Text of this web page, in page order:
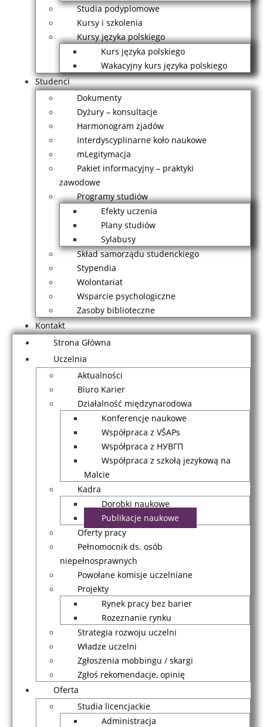
Studia podyplomowe
Kursy i szkolenia
Kursy języka polskiego
Kurs języka polskiego
Wakacyjny kurs języka polskiego
Studenci
Dokumenty
Dyżury – konsultacje
Harmonogram zjadów
Interdyscyplinarne koło naukowe
mLegitymacja
Pakiet informacyjny – praktyki
zawodowe
Programy studiów
Efekty uczenia
Plany studiów
Sylabusy
Skład samorządu studenckiego
Stypendia
Wolontariat
Wsparcie psychologiczne
Zasoby biblioteczne
Kontakt
Strona Główna
Uczelnia
Aktualności
Biuro Karier
Działalność międzynarodowa
Konferencje naukowe
Współpraca z VŠAPs
Współpraca z НУВГП
Współpraca z szkołą jezykową na
Malcie
Kadra
Dorobki naukowe
Publikacje naukowe
Oferty pracy
Pełnomocnik ds. osób
niepełnosprawnych
Powołane komisje uczelniane
Projekty
Rynek pracy bez barier
Rozeznanie rynku
Strategia rozwoju uczelni
Władze uczelni
Zgłoszenia mobbingu / skargi
Zgłoś rekomendacje, opinię
Oferta
Studia licencjackie
Administracja